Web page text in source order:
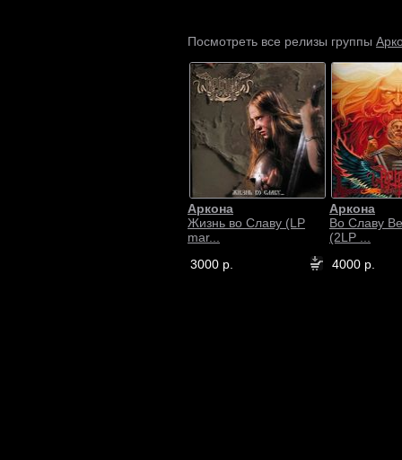
Посмотреть все релизы группы
Аркона
Жизнь во Славу (LP
mar...
3000 р.
Аркона
Во Славу
(2LP ...
4000 р.